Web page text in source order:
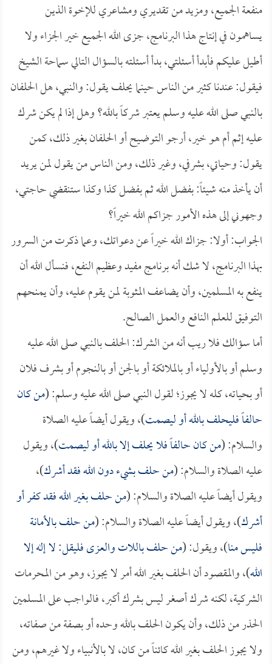
منفعة الجميع، ومزيد من تقديري ومشاعري للإخوة الذين
يساهمون في إنتاج هذا البرنامج، جزى الله الجميع خير الجزاء ولا
أطيل عليكم فأبدأ أسئلتي، بدأ أسئلته بالسؤال التالي سماحة الشيخ
فيقول: عندنا كثير من الناس حينما يحلف يقول: والنبي، هل الحلفان
بالنبي صلى الله عليه وسلم يعتبر شركاً بالله؟ وهل إذا لم يكن شرك
عليه إثم أم هو خير، أرجو التوضيح أو الحلفان بغير ذلك، كمن
يقول: وحياتي، بشرفي، وغير ذلك، ومن الناس من يقول لمن يريد
أن يأخذ منه شيئاً: بفضل الله ثم بفضل كذا وكذا ستنقضي حاجتي،
وجهوني إلى هذه الأمور جزاكم الله خيراً؟
الجواب: أولا: جزاك الله خيراً عن دعواتك، وعما ذكرت من السرور
بهذا البرنامج، لا شك أنه برنامج مفيد وعظيم النفع، فنسأل الله أن
ينفع به المسلمين، وأن يضاعف المثوبة لمن يقوم عليه، وأن يمنحهم
التوفيق للعلم النافع والعمل الصالح.
أما سؤالك فلا ريب أنه من الشرك: الحلف بالنبي صلى الله عليه
وسلم أو بالأولياء أو بالملائكة أو بالجن أو بالنجوم أو بشرف فلان
أو بحياته، كله لا يجوز؛ لقول النبي صلى الله عليه وسلم: (من كان
حالفاً فليحلف بالله أو ليصمت)، ويقول أيضاً عليه الصلاة
والسلام: (من كان حالفاً فلا يحلف إلا بالله أو ليصمت)، ويقول
عليه الصلاة والسلام: (من حلف بشيء دون الله فقد أشرك)،
ويقول أيضاً عليه الصلاة والسلام: (من حلف بغير الله فقد كفر أو
أشرك)، ويقول أيضاً عليه الصلاة والسلام: (من حلف بالأمانة
فليس منا)، ويقول: (من حلف باللات والعزى فليقل: لا إله إلا
الله)، والمقصود أن الحلف بغير الله أمر لا يجوز، وهو من المحرمات
الشركية، لكنه شرك أصغر ليس بشرك أكبر، فالواجب على المسلمين
الحذر من ذلك، وأن يكون الحلف بالله وحده أو بصفة من صفاته،
ولا يجوز الحلف بغير الله كائناً من كان، لا بالأنبياء ولا غيرهم، ومن